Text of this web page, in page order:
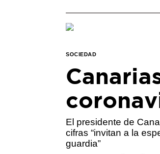
SOCIEDAD
El presidente de
cifras “invitan a la
guardia”